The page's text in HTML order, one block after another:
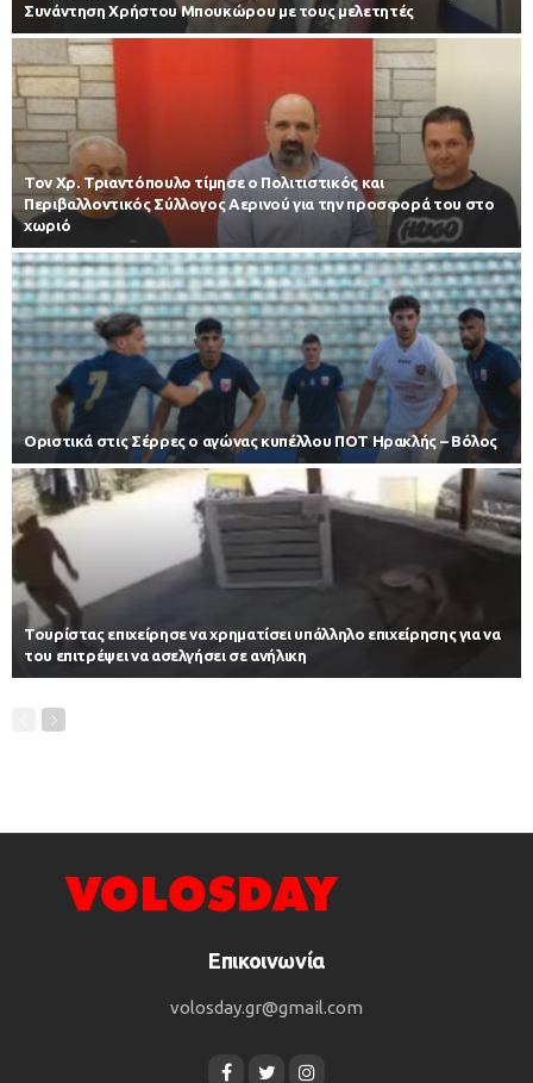
Συνάντηση Χρήστου Μπουκώρου με τους μελετητές
Τον Χρ. Τριαντόπουλο τίμησε ο Πολιτιστικός και
Περιβαλλοντικός Σύλλογος Αερινού για την προσφορά του στο
χωριό
Οριστικά στις Σέρρες ο αγώνας κυπέλλου ΠΟΤ Ηρακλής – Βόλος
Τουρίστας επιχείρησε να χρηματίσει υπάλληλο επιχείρησης για να
του επιτρέψει να ασελγήσει σε ανήλικη
Επικοινωνία
volosday.gr@gmail.com